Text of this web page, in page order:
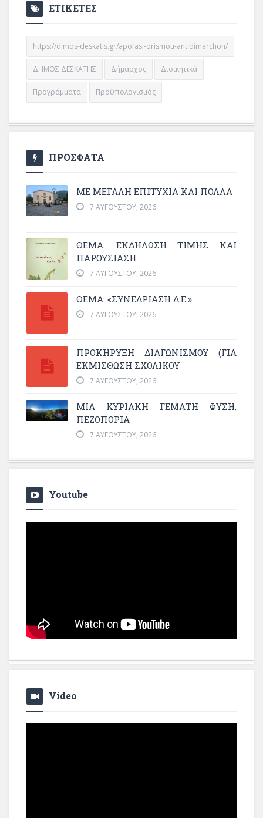
ΕΤΙΚΕΤΕΣ
https://dimos-deskatis.gr/apofasi-orismou-antidimarchon/
ΔΗΜΟΣ ΔΕΣΚΑΤΗΣ Δήμαρχος Διοικητικά
Προγράμματα Προϋπολογισμός
ΠΡΟΣΦΑΤΑ
ΜΕ ΜΕΓΆΛΗ ΕΠΙΤΥΧΊΑ ΚΑΙ ΠΟΛΛΆ
7 ΑΥΓΟΎΣΤΟΥ, 2026
ΘΈΜΑ: ΕΚΔΉΛΩΣΗ ΤΙΜΉΣ ΚΑΙ
ΠΑΡΟΥΣΊΑΣΗ
7 ΑΥΓΟΎΣΤΟΥ, 2026
ΘΕΜΑ: «ΣΥΝΕΔΡΊΑΣΗ Δ.Ε.»
7 ΑΥΓΟΎΣΤΟΥ, 2026
ΠΡΟΚΗΡΥΞΗ ΔΙΑΓΩΝΙΣΜΟΥ (ΓΙΑ
ΕΚΜΊΣΘΩΣΗ ΣΧΟΛΙΚΟΎ
7 ΑΥΓΟΎΣΤΟΥ, 2026
ΜΙΑ ΚΥΡΙΑΚΉ ΓΕΜΆΤΗ ΦΎΣΗ,
ΠΕΖΟΠΟΡΊΑ
7 ΑΥΓΟΎΣΤΟΥ, 2026
Youtube
Video